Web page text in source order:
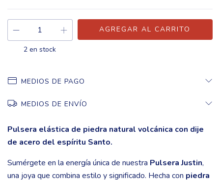
2 en stock
MEDIOS DE PAGO
MEDIOS DE ENVÍO
Pulsera elástica de piedra natural volcánica con dije
de acero del espíritu Santo.
Sumérgete en la energía única de nuestra Pulsera Justin,
una joya que combina estilo y significado. Hecha con piedra